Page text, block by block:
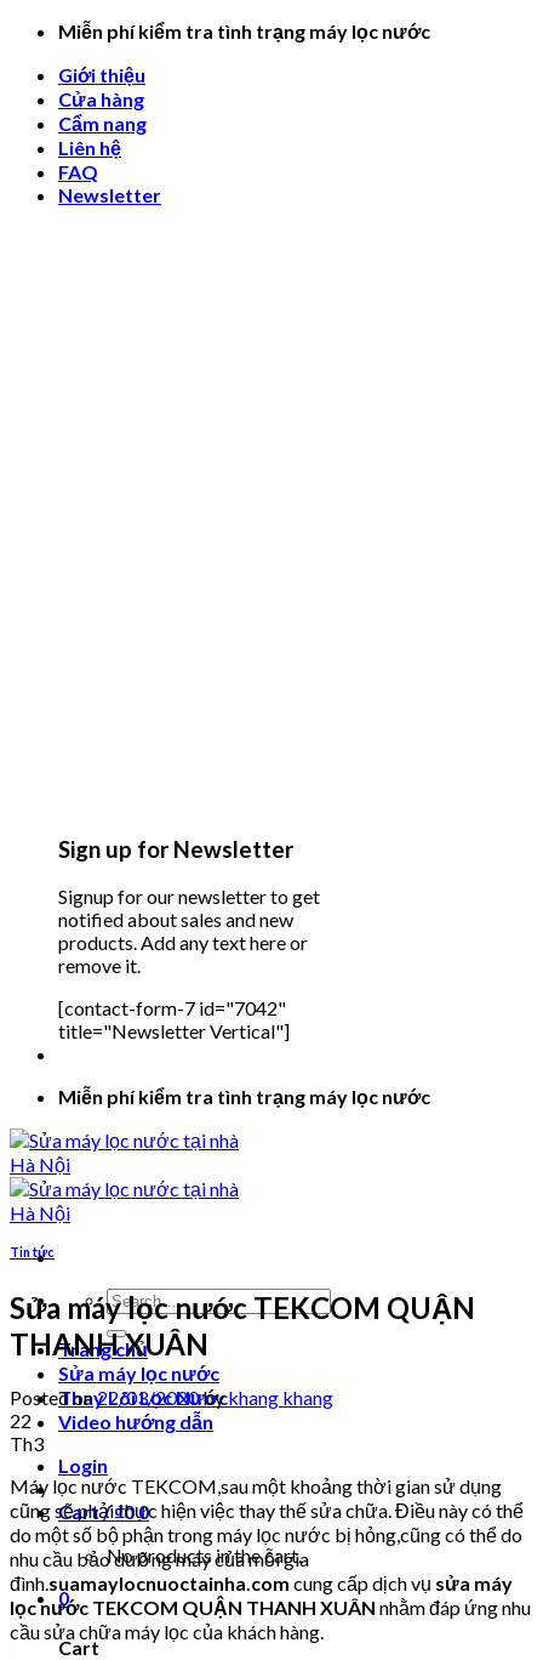
Skip
content
Miễn phí kiểm tra tình trạng máy lọc nước
Giới thiệu
Cửa hàng
Cẩm nang
Liên hệ
FAQ
Newsletter
Sign up for Newsletter
Signup for our newsletter to get
notified about sales and new
products. Add any text here or
remove it.
[contact-form-7 id="7042"
title="Newsletter Vertical"]
Miễn phí kiểm tra tình trạng máy lọc nước
Search
for:
Trang chủ
Sửa máy lọc nước
Thay Lõi Lọc Nước
Video hướng dẫn
Login
Cart /₫00
No products in the cart.
0
Cart
Tin tức
Sửa máy lọc nước TEKCOM QUẬN
THANH XUÂN
Posted on22/03/2020bykhang khang
22
Th3
Máy lọc nước TEKCOM,sau một khoảng thời gian sử dụng
cũng sẽ phải thực hiện việc thay thế sửa chữa. Điều này có thể
do một số bộ phận trong máy lọc nước bị hỏng,cũng có thể do
nhu cầu bảo dưỡng máy của mỗi gia
đình.suamaylocnuoctainha.com cung cấp dịch vụ sửa máy
lọc nước TEKCOM QUẬN THANH XUÂN nhằm đáp ứng nhu
cầu sửa chữa máy lọc của khách hàng.